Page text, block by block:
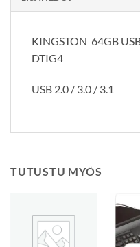
KINGSTON 64GB
DTIG4
USB 2.0 / 3.0 / 3.1
TUTUSTU MYÖS